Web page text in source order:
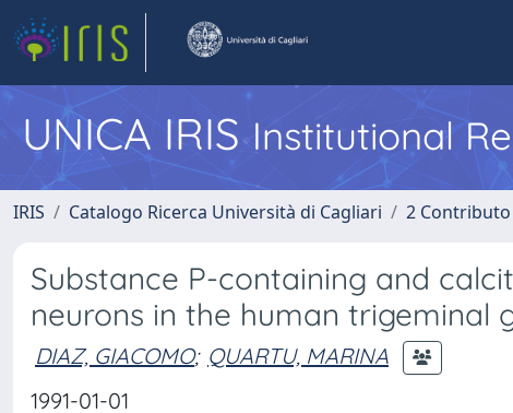
UNICA IRISInstitutional
IRIS Catalogo Ricerca Università di Cagliari 2
Substance P-containing and
neurons in the human trigeminal
DIAZ, GIACOMO; QUARTU, MARINA
1991-01-01